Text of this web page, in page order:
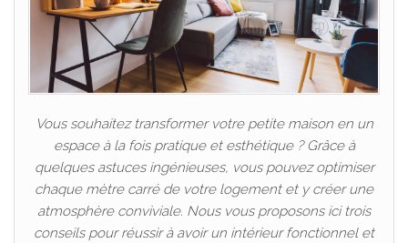
Vous souhaitez transformer votre petite maison en un
espace à la fois pratique et esthétique ? Grâce à
quelques astuces ingénieuses, vous pouvez optimiser
chaque mètre carré de votre logement et y créer une
atmosphère conviviale. Nous vous proposons ici trois
conseils pour réussir à avoir un intérieur fonctionnel et